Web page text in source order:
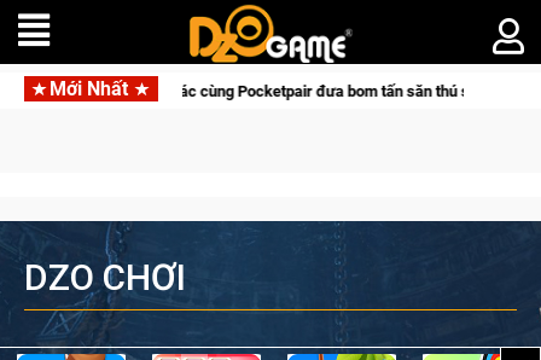
Mới Nhất
tác cùng Pocketpair đưa bom tấn săn thú sinh tồn lên di động với tên gọi
DZO CHƠI